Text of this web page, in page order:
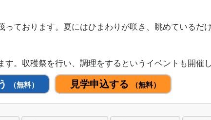
ております。夏にはひまわりが咲き、眺めているだ
。収穫祭を行い、調理をするというイベントも開催
（無料） 見学申込する （無料）